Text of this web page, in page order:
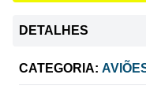
DETALHES
CATEGORIA: